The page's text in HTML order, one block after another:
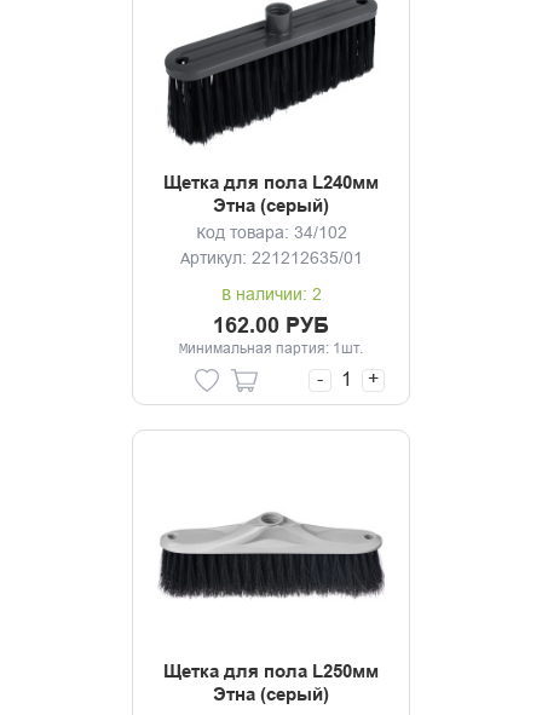
Щетка для пола L240мм
Этна (серый)
Код товара: 34/102
Артикул: 221212635/01
В наличии: 2
162.00 РУБ
Минимальная партия: 1шт.
- +
Щетка для пола L250мм
Этна (серый)